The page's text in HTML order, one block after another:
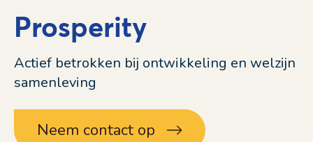
Prosperity
Neem contact op
Actief betrokken bij ontwikkeling en welzijn
samenleving